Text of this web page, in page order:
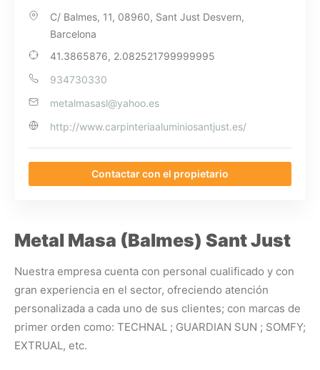
C/ Balmes, 11, 08960, Sant Just Desvern,
Barcelona
41.3865876, 2.082521799999995
934730330
metalmasasl@yahoo.es
http://www.carpinteriaaluminiosantjust.es/
Contactar con el propietario
Metal Masa (Balmes) Sant Just
Nuestra empresa cuenta con personal cualificado y con
gran experiencia en el sector, ofreciendo atención
personalizada a cada uno de sus clientes; con marcas de
primer orden como: TECHNAL ; GUARDIAN SUN ; SOMFY;
EXTRUAL, etc.